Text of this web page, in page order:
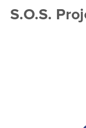
S.O.S.